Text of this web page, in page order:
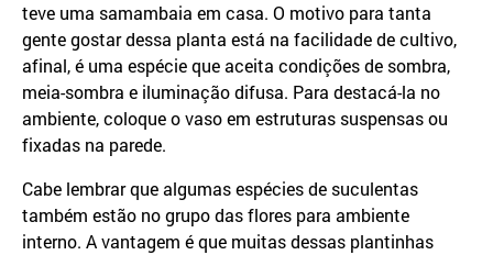
teve uma samambaia em casa. O motivo para tanta
gente gostar dessa planta está na facilidade de cultivo,
afinal, é uma espécie que aceita condições de sombra,
meia-sombra e iluminação difusa. Para destacá-la no
ambiente, coloque o vaso em estruturas suspensas ou
fixadas na parede.
Cabe lembrar que algumas espécies de suculentas
também estão no grupo das flores para ambiente
interno. A vantagem é que muitas dessas plantinhas